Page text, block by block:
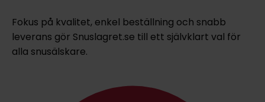
Fokus på kvalitet, enkel beställning och snabb
leverans gör Snuslagret.se till ett självklart val för
alla snusälskare.